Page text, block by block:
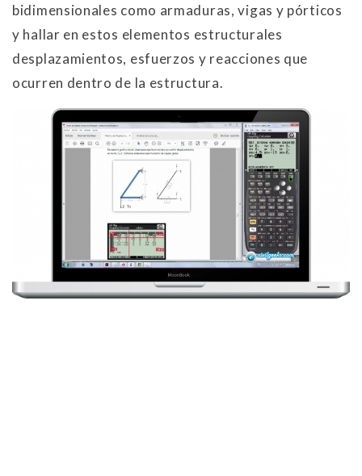
bidimensionales como armaduras, vigas y pórticos
y hallar en estos elementos estructurales
desplazamientos, esfuerzos y reacciones que
ocurren dentro de la estructura.